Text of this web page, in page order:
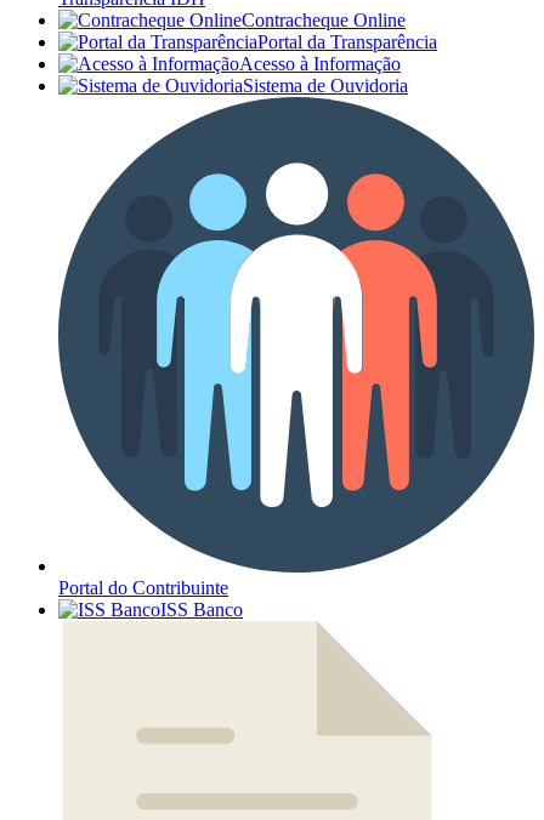
Contracheque Online
Portal da Transparência
Acesso à Informação
Sistema de Ouvidoria
Portal do Contribuinte
ISS Banco